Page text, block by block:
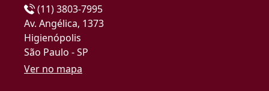
(11) 3803-7995
Av. Angélica, 1373
Higienópolis
São Paulo - SP
Ver no mapa